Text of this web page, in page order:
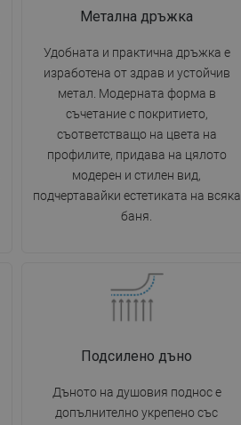
Метална дръжка
Удобната и практична дръжка е
изработена от здрав и устойчив
метал. Модерната форма в
съчетание с покритието,
съответстващо на цвета на
профилите, придава на цялото
модерен и стилен вид,
подчертавайки естетиката на всяка
баня.
Подсилено дъно
Дъното на душовия поднос е
допълнително укрепено със
LATVIAN
SWEDISH
FINNISH
PORTUGUESE
CROATIAN
GREEK